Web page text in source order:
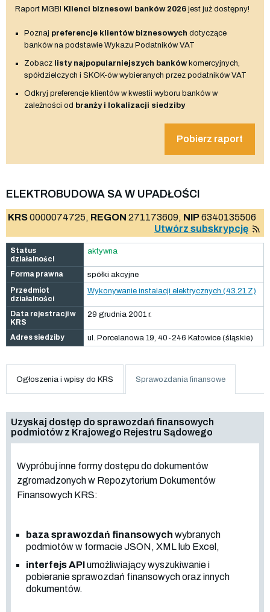
Raport MGBI Klienci biznesowi banków 2026 jest już dostępny!
Poznaj preferencje klientów biznesowych dotyczące
banków na podstawie Wykazu Podatników VAT
Zobacz listy najpopularniejszych bankówkomercyjnych,
spółdzielczych i SKOK-ów wybieranych przez podatników VAT
Odkryj preferencje klientów w kwestii wyboru banków w
zależności od branży i lokalizacji siedziby
Pobierz raport
ELEKTROBUDOWA SA W UPADŁOŚCI
KRS0000074725, REGON 271173609, NIP6340135506
Utwórz subskrypcję
Status
działalności
aktywna
Forma prawna
spółki akcyjne
Przedmiot
działalności
Wykonywanie instalacji elektrycznych (43.21.Z)
Data rejestracji w
KRS
29 grudnia 2001 r.
Adres siedziby ul. Porcelanowa 19, 40-246 Katowice (śląskie)
Ogłoszenia i wpisy do KRS Sprawozdania finansowe
Uzyskaj dostęp do sprawozdań finansowych
podmiotów z Krajowego Rejestru Sądowego
Wypróbuj inne formy dostępu do dokumentów
zgromadzonych w Repozytorium Dokumentów
Finansowych KRS:
baza sprawozdań finansowych wybranych
podmiotów w formacie JSON, XML lub Excel,
interfejs APIumożliwiający wyszukiwanie i
pobieranie sprawozdań finansowych oraz innych
dokumentów.